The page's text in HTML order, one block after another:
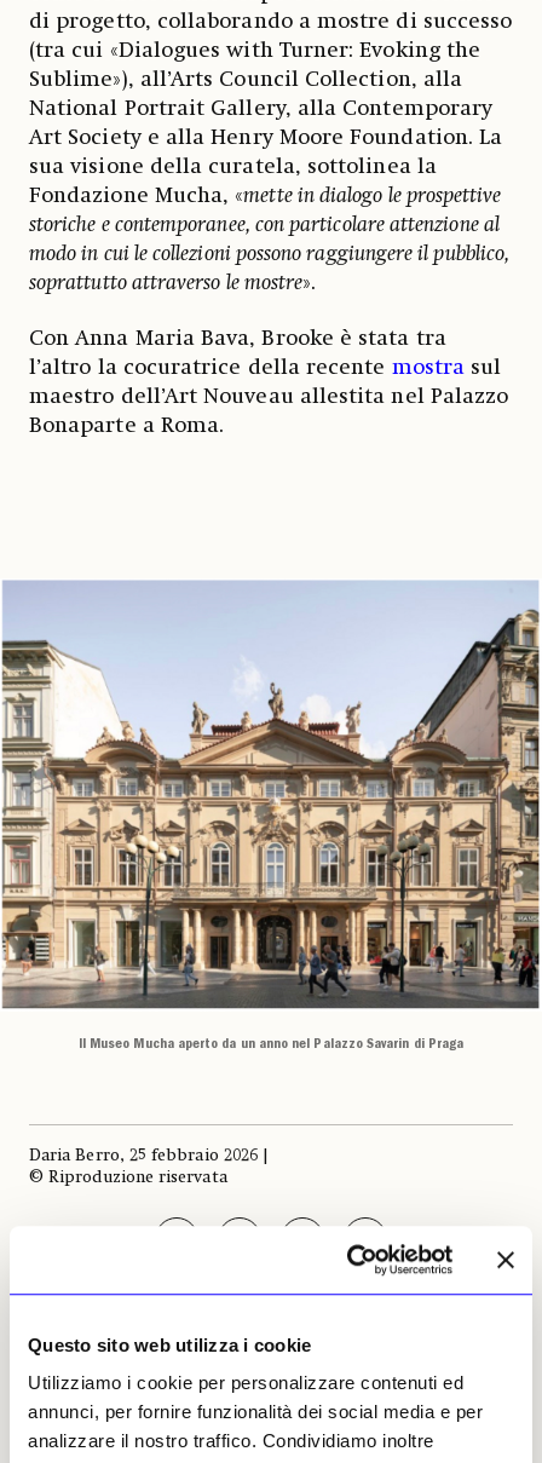
Questo sito web utilizza i cookie
Utilizziamo i cookie per personalizzare contenuti ed
annunci, per fornire funzionalità dei social media e per
analizzare il nostro traffico. Condividiamo inoltre
di progetto, collaborando a mostre di successo
(tra cui «Dialogues with Turner: Evoking the
Sublime»), all’Arts Council Collection, alla
National Portrait Gallery, alla Contemporary
Art Society e alla Henry Moore Foundation. La
sua visione della curatela, sottolinea la
Fondazione Mucha, «mette in dialogo le prospettive
storiche e contemporanee, con particolare attenzione al
modo in cui le collezioni possono raggiungere il pubblico,
soprattutto attraverso le mostre».
Con Anna Maria Bava, Brooke è stata tra
l’altro la cocuratrice della recente mostra sul
maestro dell’Art Nouveau allestita nel Palazzo
Bonaparte a Roma.
Il Museo Mucha aperto da un anno nel Palazzo Savarin di Praga
Daria Berro, 25 febbraio 2026 |
© Riproduzione riservata